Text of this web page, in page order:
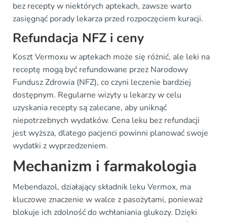
bez recepty w niektórych aptekach, zawsze warto
zasięgnąć porady lekarza przed rozpoczęciem kuracji.
Refundacja NFZ i ceny
Koszt Vermoxu w aptekach może się różnić, ale leki na
receptę mogą być refundowane przez Narodowy
Fundusz Zdrowia (NFZ), co czyni leczenie bardziej
dostępnym. Regularne wizyty u lekarzy w celu
uzyskania recepty są zalecane, aby uniknąć
niepotrzebnych wydatków. Cena leku bez refundacji
jest wyższa, dlatego pacjenci powinni planować swoje
wydatki z wyprzedzeniem.
Mechanizm i farmakologia
Mebendazol, działający składnik leku Vermox, ma
kluczowe znaczenie w walce z pasożytami, ponieważ
blokuje ich zdolność do wchłaniania glukozy. Dzięki